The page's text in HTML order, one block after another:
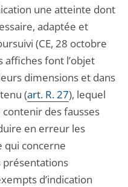
une atteinte dont
adaptée et
(CE, 28 octobre
affiches font l’objet
dimensions et dans
(art. R. 27), lequel
des fausses
en erreur les
qui concerne
présentations
d’indication